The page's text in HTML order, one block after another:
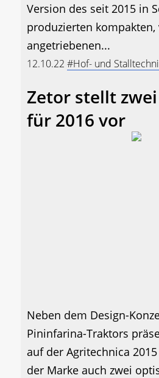
Version des seit 2015 in
produzierten
angetriebenen...
12.10.22 #Hof- und
Zetor stellt
für 2016 vor
Neben dem Design-
Pininfarina-Traktors
auf der Agritechnica
der Marke auch zwei